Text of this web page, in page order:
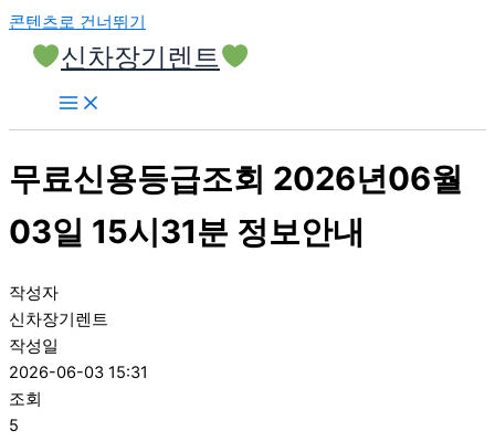
콘텐츠로 건너뛰기
신차장기렌트
무료신용등급조회 2026년06월
03일 15시31분 정보안내
작성자
신차장기렌트
작성일
2026-06-03 15:31
조회
5